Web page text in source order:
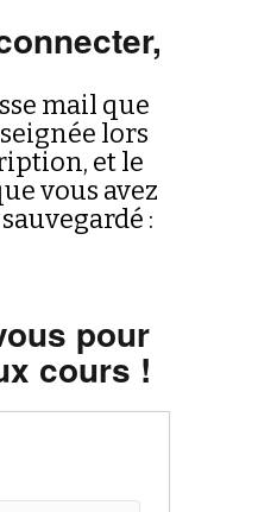
mail que
lors
et le
vous avez
:
pour
cours !